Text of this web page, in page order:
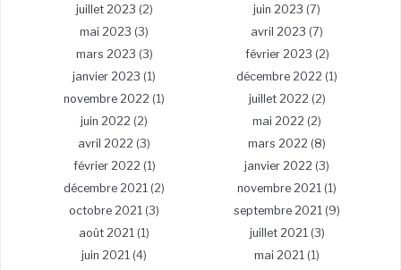
juillet 2023 (2) juin 2023 (7)
mai 2023 (3) avril 2023 (7)
mars 2023 (3) février 2023 (2)
janvier 2023 (1) décembre 2022 (1)
novembre 2022 (1) juillet 2022 (2)
juin 2022 (2) mai 2022 (2)
avril 2022 (3) mars 2022 (8)
février 2022 (1) janvier 2022 (3)
décembre 2021 (2) novembre 2021 (1)
octobre 2021 (3) septembre 2021 (9)
août 2021 (1) juillet 2021(3)
juin 2021 (4) mai 2021 (1)